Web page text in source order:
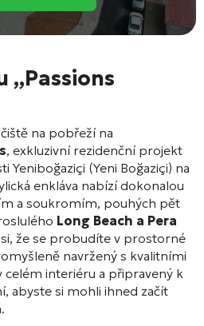
„Passions
na pobřeží na
, exkluzivní rezidenční projekt
Yeniboğaziçi (Yeni Boğaziçi) na
enkláva nabízí dokonalou
a soukromím, pouhých pět
Long Beach a Pera
si, že se probudíte v prostorné
navržený s kvalitními
interiéru a připravený k
abyste si mohli ihned začít
.